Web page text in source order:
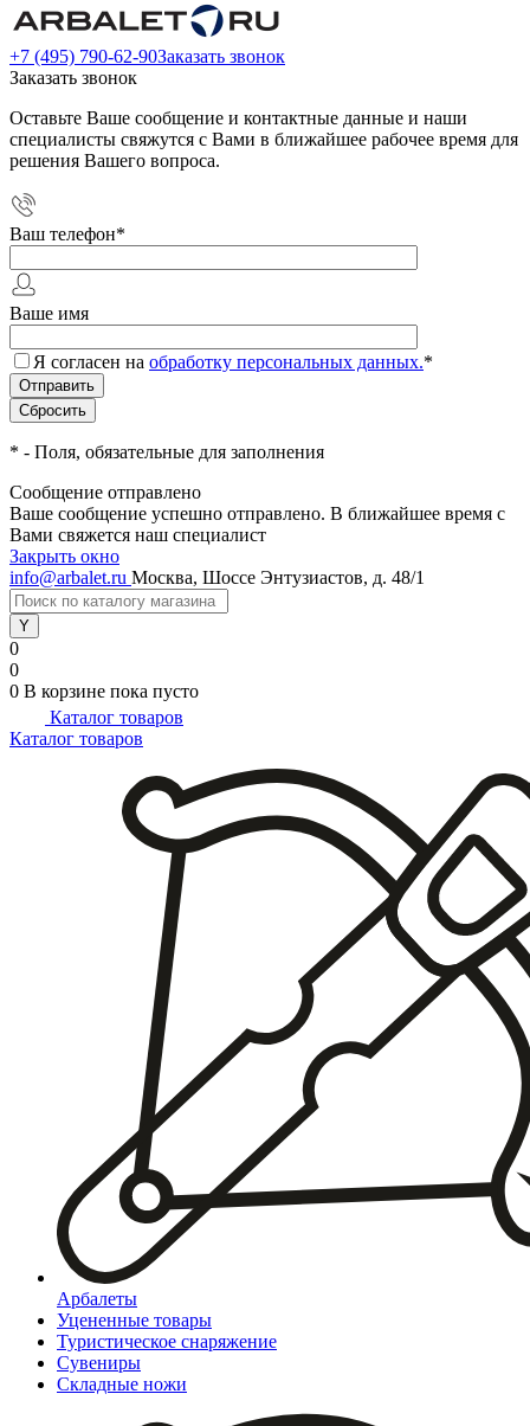
+7 (495) 790-62-90Заказать звонок
Заказать звонок
Оставьте Ваше сообщение и контактные данные и наши
специалисты свяжутся с Вами в ближайшее рабочее время для
решения Вашего вопроса.
Ваш телефон*
Ваше имя
Я согласен на обработку персональных данных.*
* - Поля, обязательные для заполнения
Сообщение отправлено
Ваше сообщение успешно отправлено. В ближайшее время с
Вами свяжется наш специалист
Закрыть окно
info@arbalet.ru Москва, Шоссе Энтузиастов, д. 48/1
0
0
0 В корзине пока пусто
Каталог товаров
Каталог товаров
Арбалеты
Уцененные товары
Туристическое снаряжение
Сувениры
Складные ножи